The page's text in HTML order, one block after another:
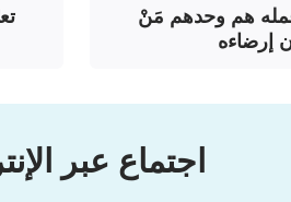
كخلق السموات والأرض وكل
وفقدوا الإحساس إلى أقصى
أو حواء فضلًاً عن خلقِ النور
من جديد لتصبح ملكَه
والأرض وكل ما فيهما، أو
هم وحدهم مَنْ
إرضاءه
اجتماع عبر